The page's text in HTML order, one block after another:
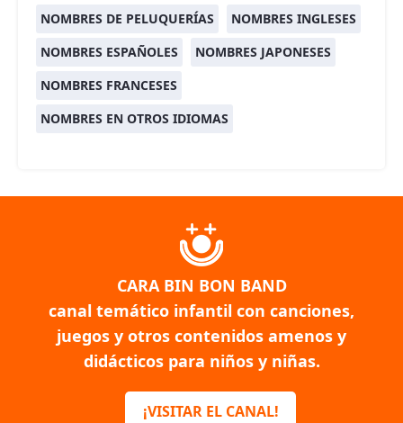
NOMBRES DE PELUQUERÍAS
NOMBRES INGLESES
NOMBRES ESPAÑOLES
NOMBRES JAPONESES
NOMBRES FRANCESES
NOMBRES EN OTROS IDIOMAS
CARA BIN BON BAND
canal temático infantil con canciones,
juegos y otros contenidos amenos y
didácticos para niños y niñas.
¡VISITAR EL CANAL!